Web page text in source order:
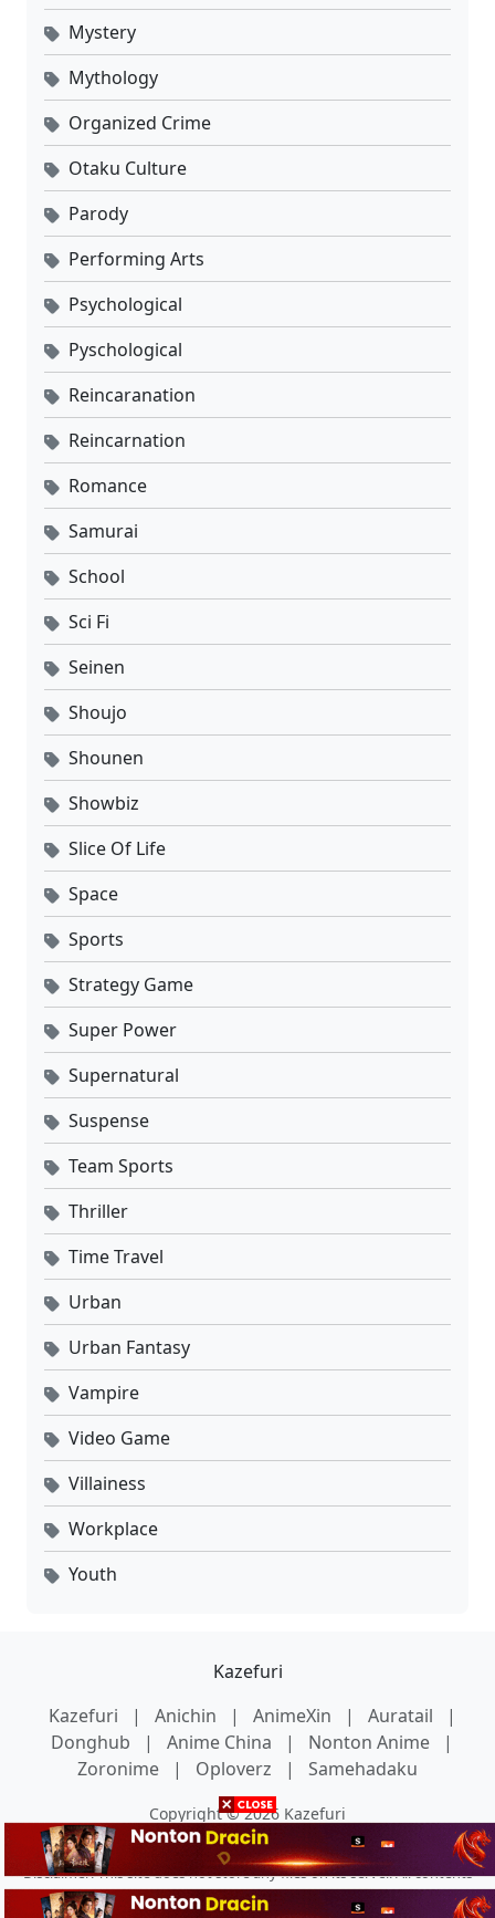
Mystery
Mythology
Organized Crime
Otaku Culture
Parody
Performing Arts
Psychological
Pyschological
Reincaranation
Reincarnation
Romance
Samurai
School
Sci Fi
Seinen
Shoujo
Shounen
Showbiz
Slice Of Life
Space
Sports
Strategy Game
Super Power
Supernatural
Suspense
Team Sports
Thriller
Time Travel
Urban
Urban Fantasy
Vampire
Video Game
Villainess
Workplace
Youth
Kazefuri
Kazefuri
| Anichin | AnimeXin | Auratail
|
Donghub
| Anime China | Nonton Anime
|
Zoronime
| Oploverz | Samehadaku
Copyright © 2026 Kazefuri
Disclaimer: This site does not store any files on its server. All contents
are provided by non-affiliated third parties.